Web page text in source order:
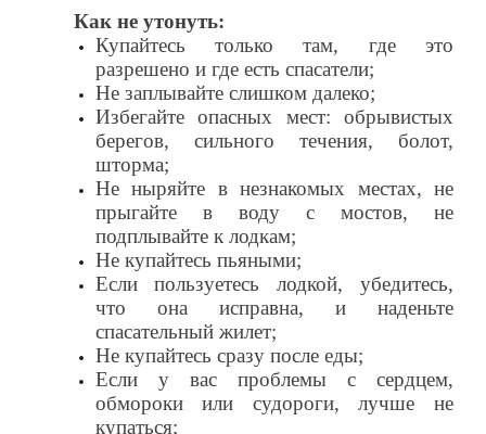
Как не утонуть:
Купайтесь только там, где это
разрешено и где есть спасатели;
Не заплывайте слишком далеко;
Избегайте опасных мест: обрывистых
берегов, сильного течения, болот,
шторма;
Не ныряйте в незнакомых местах, не
прыгайте в воду с мостов, не
подплывайте к лодкам;
Не купайтесь пьяными;
Если пользуетесь лодкой, убедитесь,
что она исправна, и наденьте
спасательный жилет;
Не купайтесь сразу после еды;
Если у вас проблемы с сердцем,
обмороки или судороги, лучше не
купаться;